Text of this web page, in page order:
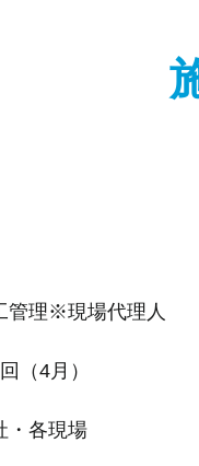
※現場代理人
月）
現場